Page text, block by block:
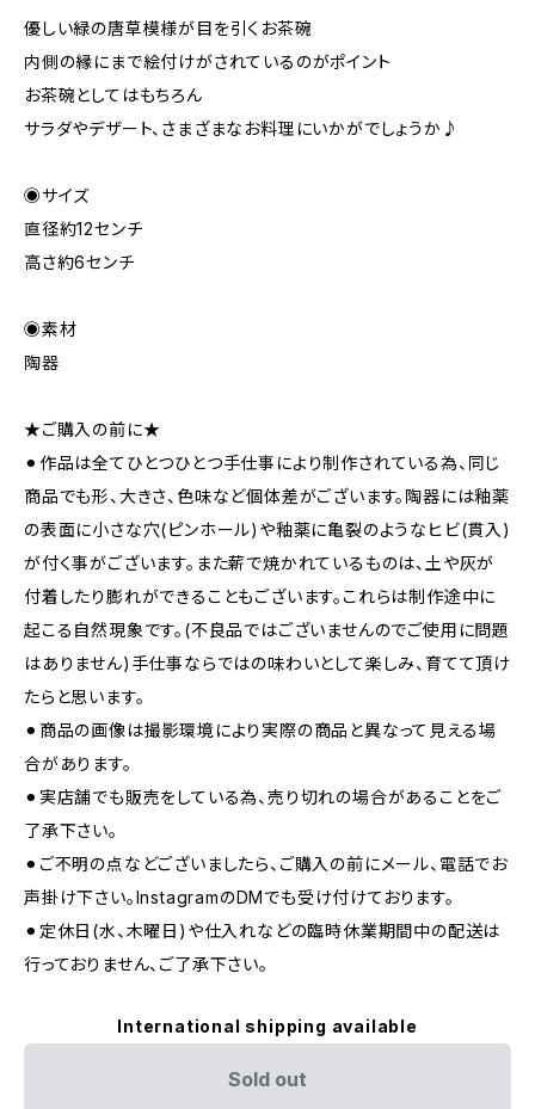
優しい緑の唐草模様が目を引くお茶碗
内側の縁にまで絵付けがされているのがポイント
お茶碗としてはもちろん
サラダやデザート、さまざまなお料理にいかがでしょうか♪
◉サイズ
直径約12センチ
高さ約6センチ
◉素材
陶器
★ご購入の前に★
⚫︎作品は全てひとつひとつ手仕事により制作されている為、同じ
商品でも形、大きさ、色味など個体差がございます。陶器には釉薬
の表面に小さな穴(ピンホール)や釉薬に亀裂のようなヒビ(貫入)
が付く事がございます。また薪で焼かれているものは、土や灰が
付着したり膨れができることもございます。これらは制作途中に
起こる自然現象です。(不良品ではございませんのでご使用に問題
はありません)手仕事ならではの味わいとして楽しみ、育てて頂け
たらと思います。
⚫︎商品の画像は撮影環境により実際の商品と異なって見える場
合があります。
⚫︎実店舗でも販売をしている為、売り切れの場合があることをご
了承下さい。
⚫︎ご不明の点などございましたら、ご購入の前にメール、電話でお
声掛け下さい。InstagramのDMでも受け付けております。
⚫︎定休日(水、木曜日)や仕入れなどの臨時休業期間中の配送は
行っておりません、ご了承下さい。
International shipping available
Sold out